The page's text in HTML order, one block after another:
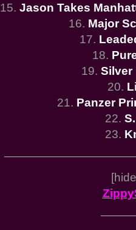
15. Jason Takes
16. Major
17.
18.
19. Silver
20.
21. Panzer
22.
23.